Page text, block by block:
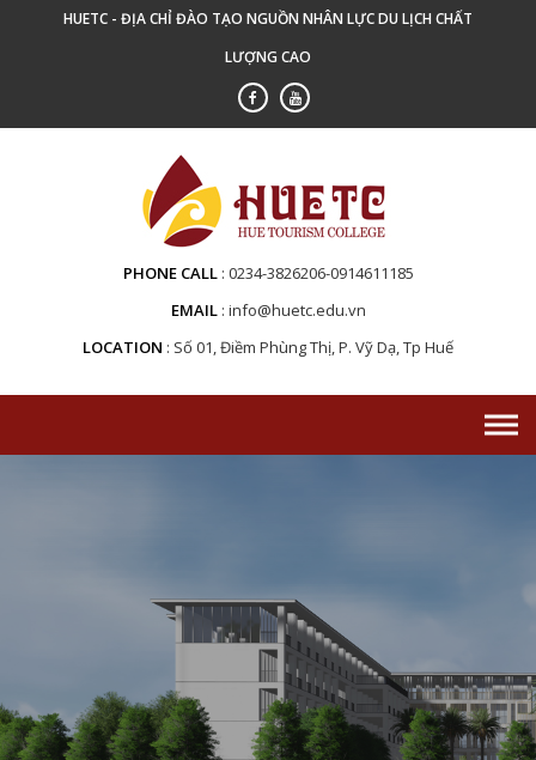
HUETC - ĐỊA CHỈ ĐÀO TẠO NGUỒN NHÂN LỰC DU LỊCH CHẤT
LƯỢNG CAO
PHONE CALL 0234-3826206-0914611185
EMAIL info@huetc.edu.vn
LOCATION
Số 01, Điềm Phùng Thị, P. Vỹ Dạ, Tp Huế